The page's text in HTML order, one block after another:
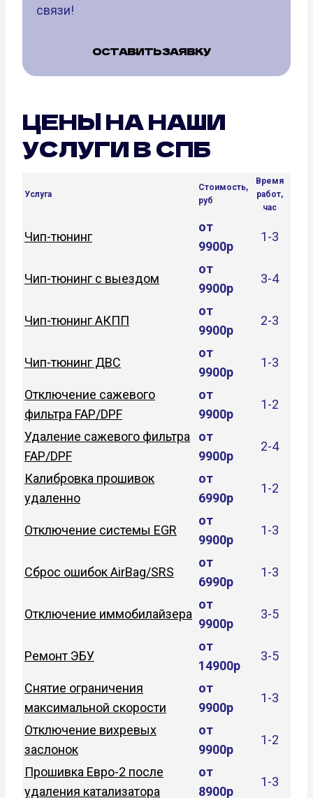
связи!
ОСТАВИТЬ ЗАЯВКУ
ЦЕНЫ НА НАШИ
УСЛУГИ В СПБ
Услуга
Стоимость,
руб
Время
работ,
час
Чип-тюнинг
от
9900р
1-3
Чип-тюнинг с выездом
от
9900р
3-4
Чип-тюнинг АКПП
от
9900р
2-3
Чип-тюнинг ДВС
от
9900р
1-3
Отключение сажевого
фильтра FAP/DPF
от
9900р
1-2
Удаление сажевого фильтра
FAP/DPF
от
9900р
2-4
Калибровка прошивок
удаленно
от
6990р
1-2
Отключение системы EGR
от
9900р
1-3
Сброс ошибок AirBag/SRS
от
6990р
1-3
Отключение иммобилайзера
от
9900р
3-5
Ремонт ЭБУ
от
14900р
3-5
Снятие ограничения
максимальной скорости
от
9900р
1-3
Отключение вихревых
заслонок
от
9900р
1-2
Прошивка Евро-2 после
удаления катализатора
от
8900р
1-3